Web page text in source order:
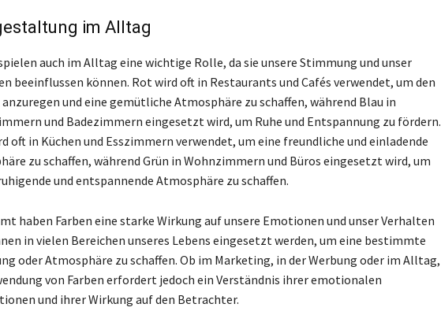
im Alltag
auch im Alltag eine wichtige Rolle, da sie unsere Stimmung und unser
beeinflussen können. Rot wird oft in Restaurants und Cafés verwendet, um den
und eine gemütliche Atmosphäre zu schaffen, während Blau in
und Badezimmern eingesetzt wird, um Ruhe und Entspannung zu fördern.
oft in Küchen und Esszimmern verwendet, um eine freundliche und einladende
zu schaffen, während Grün in Wohnzimmern und Büros eingesetzt wird, um
und entspannende Atmosphäre zu schaffen.
haben Farben eine starke Wirkung auf unsere Emotionen und unser Verhalten
in vielen Bereichen unseres Lebens eingesetzt werden, um eine bestimmte
oder Atmosphäre zu schaffen. Ob im Marketing, in der Werbung oder im Alltag,
von Farben erfordert jedoch ein Verständnis ihrer emotionalen
und ihrer Wirkung auf den Betrachter.